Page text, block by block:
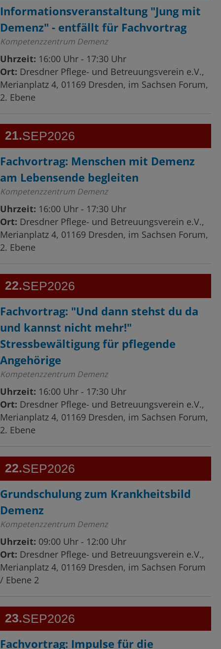
Informationsveranstaltung "Jung mit
Demenz" - entfällt für Fachvortrag
Kompetenzzentrum Demenz
Uhrzeit: 16:00 Uhr - 17:30 Uhr
Ort: Dresdner Pflege- und Betreuungsverein e.V.,
Merianplatz 4, 01169 Dresden, im Sachsen Forum,
2. Ebene
21 SEP2026
Fachvortrag: Menschen mit Demenz
am Lebensende begleiten
Kompetenzzentrum Demenz
Uhrzeit: 16:00 Uhr - 17:30 Uhr
Ort: Dresdner Pflege- und Betreuungsverein e.V.,
Merianplatz 4, 01169 Dresden, im Sachsen Forum,
2. Ebene
22 SEP2026
Fachvortrag: "Und dann stehst du da
und kannst nicht mehr!"
Stressbewältigung für pflegende
Angehörige
Kompetenzzentrum Demenz
Uhrzeit: 16:00 Uhr - 17:30 Uhr
Ort: Dresdner Pflege- und Betreuungsverein e.V.,
Merianplatz 4, 01169 Dresden, im Sachsen Forum,
2. Ebene
22 SEP2026
Grundschulung zum Krankheitsbild
Demenz
Kompetenzzentrum Demenz
Uhrzeit: 09:00 Uhr - 12:00 Uhr
Ort: Dresdner Pflege- und Betreuungsverein e.V.,
Merianplatz 4, 01169 Dresden, im Sachsen Forum
/ Ebene 2
23 SEP2026
Fachvortrag: Impulse für die